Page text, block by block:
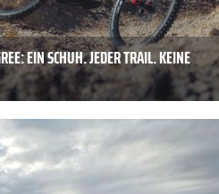
EIN SCHUH. JEDER TRAIL. KEINE